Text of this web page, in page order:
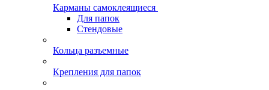
Карманы самоклеящиеся
Для папок
Стендовые
Кольца разъемные
Крепления для папок